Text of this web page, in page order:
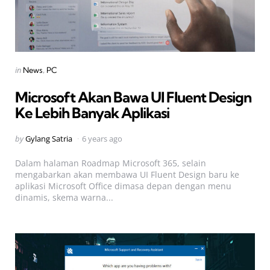
Categories
Posted
in News PC
Microsoft Akan Bawa UI Fluent Design
Ke Lebih Banyak Aplikasi
Posted
byGylang Satria 6 years ago
Dalam halaman Roadmap Microsoft 365, selain
mengabarkan akan membawa UI Fluent Design baru ke
aplikasi Microsoft Office dimasa depan dengan menu
dinamis, skema warna...